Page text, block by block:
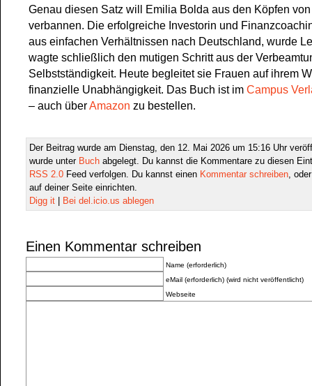
Genau diesen Satz will Emilia Bolda aus den Köpfen
verbannen. Die erfolgreiche Investorin und
aus einfachen Verhältnissen nach Deutschland, wurde
wagte schließlich den mutigen Schritt aus der
Selbstständigkeit. Heute begleitet sie Frauen auf ihrem
finanzielle Unabhängigkeit. Das Buch ist im Campus
– auch überAmazon zu bestellen.
Der Beitrag wurde am Dienstag, den 12. Mai 2026 um 15:16 Uhr
wurde unter Buch abgelegt. Du kannst die Kommentare zu diesen
RSS 2.0 Feed verfolgen. Du kannst einen Kommentar schreiben,
auf deiner Seite einrichten.
Digg it
Bei del.icio.us ablegen
Einen Kommentar schreiben
Name (erforderlich)
eMail (erforderlich) (wird nicht veröffentlicht)
Webseite